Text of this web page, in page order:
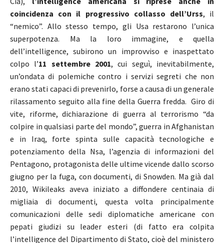
coincidenza con il progressivo collasso dell’Urss, il
“nemico”. Allo stesso tempo, gli Usa restarono l’unica
superpotenza. Ma la loro immagine, e quella
dell’intelligence, subirono un improvviso e inaspettato
colpo l’11 settembre 2001, cui seguì, inevitabilmente,
un’ondata di polemiche contro i servizi segreti che non
erano stati capaci di prevenirlo, forse a causa di un generale
rilassamento seguito alla fine della Guerra fredda. Giro di
vite, riforme, dichiarazione di guerra al terrorismo “da
colpire in qualsiasi parte del mondo”, guerra in Afghanistan
e in Iraq, forte spinta sulle capacità tecnologiche e
potenziamento della Nsa, l’agenzia di informazioni del
Pentagono, protagonista delle ultime vicende dallo scorso
giugno per la fuga, con documenti, di Snowden. Ma già dal
2010, Wikileaks aveva iniziato a diffondere centinaia di
migliaia di documenti, questa volta principalmente
comunicazioni delle sedi diplomatiche americane con
pepati giudizi su leader esteri (di fatto era colpita
l’intelligence del Dipartimento di Stato, cioè del ministero